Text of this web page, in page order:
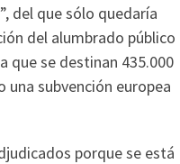
del que sólo quedaría
del alumbrado público
que se destinan 435.000
una subvención europea
porque se está